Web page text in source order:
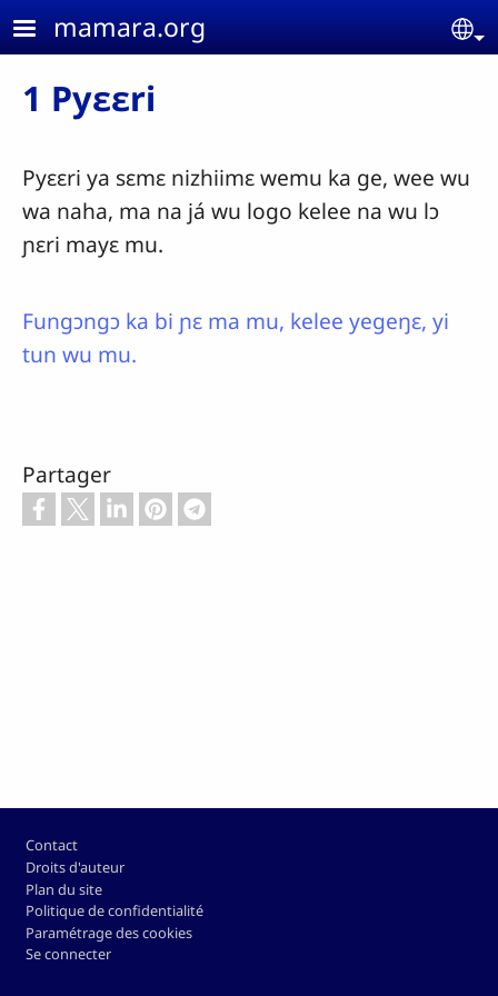
Aller au contenu principal
mamara.org
1 Pyɛɛri
Pyɛɛri ya sɛmɛ nizhiimɛ wemu ka ge, wee wu
wa naha, ma na já wu logo kelee na wu lɔ
ɲɛri mayɛ mu.
Fungɔngɔ ka bi ɲɛ ma mu, kelee yegeŋɛ, yi
tun wu mu.
Partager
Pied de page
Contact
Droits d'auteur
Plan du site
Politique de confidentialité
Paramétrage des cookies
Se connecter